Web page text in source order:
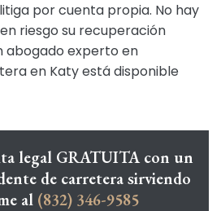
por cuenta propia. No hay
riesgo su recuperación
abogado experto en
en Katy está disponible
legal GRATUITA con un
de carretera sirviendo
al (832) 346-9585